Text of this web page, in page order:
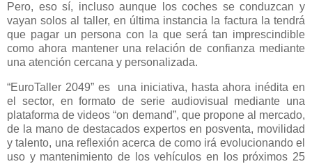
Pero, eso sí, incluso aunque los coches se conduzcan y
vayan solos al taller, en última instancia la factura la tendrá
que pagar un persona con la que será tan imprescindible
como ahora mantener una relación de confianza mediante
una atención cercana y personalizada.
“EuroTaller 2049” es una iniciativa, hasta ahora inédita en
el sector, en formato de serie audiovisual mediante una
plataforma de videos “on demand”, que propone al mercado,
de la mano de destacados expertos en posventa, movilidad
y talento, una reflexión acerca de como irá evolucionando el
uso y mantenimiento de los vehículos en los próximos 25